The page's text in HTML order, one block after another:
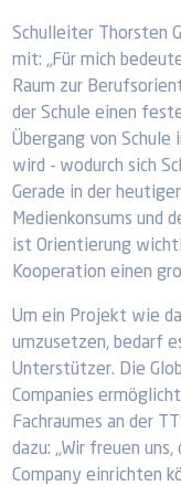
Schulleiter Thorsten
mit: „Für mich
Raum zur
der Schule einen
Übergang von
wird - wodurch sich
Gerade in der
Medienkonsums und
ist Orientierung
Kooperation einen
Um ein Projekt wie
umzusetzen, bedarf
Unterstützer. Die
Companies
Fachraumes an der
dazu: „Wir freuen
Company einrichten